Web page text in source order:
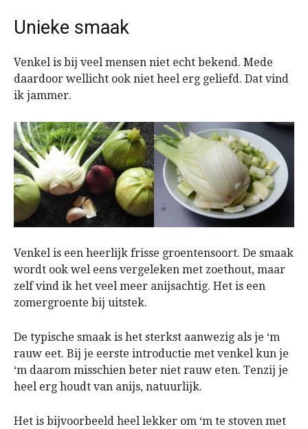
Unieke smaak
Venkel is bij veel mensen niet echt bekend. Mede
daardoor wellicht ook niet heel erg geliefd. Dat vind
ik jammer.
Venkel is een heerlijk frisse groentensoort. De smaak
wordt ook wel eens vergeleken met zoethout, maar
zelf vind ik het veel meer anijsachtig. Het is een
zomergroente bij uitstek.
De typische smaak is het sterkst aanwezig als je ‘m
rauw eet. Bij je eerste introductie met venkel kun je
‘m daarom misschien beter niet rauw eten. Tenzij je
heel erg houdt van anijs, natuurlijk.
Het is bijvoorbeeld heel lekker om ‘m te stoven met